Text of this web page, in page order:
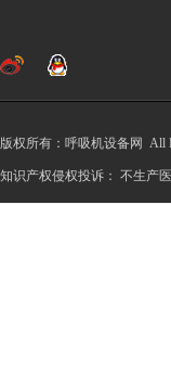
版权所有：呼吸机设备网 All
知识产权侵权投诉： 不生产